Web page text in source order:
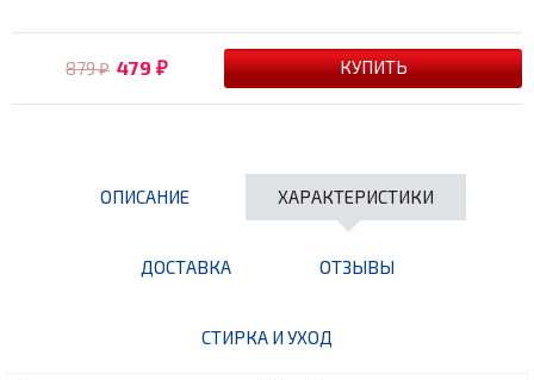
879₽ 479₽
ОПИСАНИЕ ХАРАКТЕРИСТИКИ
ДОСТАВКА ОТЗЫВЫ
СТИРКА И УХОД